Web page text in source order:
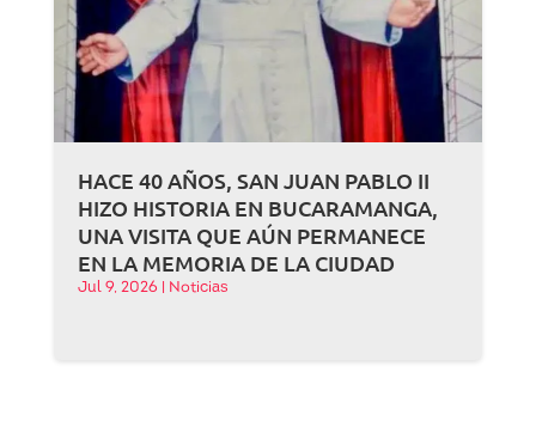
HACE 40 AÑOS, SAN JUAN PABLO II
HIZO HISTORIA EN BUCARAMANGA,
UNA VISITA QUE AÚN PERMANECE
EN LA MEMORIA DE LA CIUDAD
Jul 9, 2026 Noticias